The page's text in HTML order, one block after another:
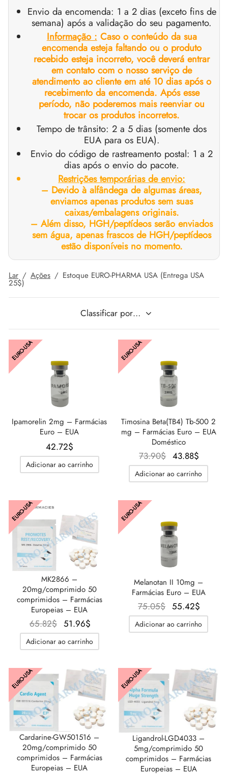
Envio da encomenda: 1 a 2 dias (exceto fins de
semana) após a validação do seu pagamento.
Informação : Caso o conteúdo da sua
encomenda esteja faltando ou o produto
recebido esteja incorreto, você deverá entrar
em contato com o nosso serviço de
atendimento ao cliente em até 10 dias após o
recebimento da encomenda. Após esse
período, não poderemos mais reenviar ou
trocar os produtos incorretos.
Tempo de trânsito: 2 a 5 dias (somente dos
EUA para os EUA).
Envio do código de rastreamento postal: 1 a 2
dias após o envio do pacote.
Restrições temporárias de envio:
– Devido à alfândega de algumas áreas,
enviamos apenas produtos sem suas
caixas/embalagens originais.
– Além disso, HGH/peptídeos serão enviados
sem água, apenas frascos de HGH/peptídeos
estão disponíveis no momento.
Lar / Ações / Estoque EURO-PHARMA USA (Entrega USA
25$)
EURO-USA
Ipamorelin 2mg – Farmácias
Euro – EUA
42.72$
Adicionar ao carrinho
EURO-USA
Timosina Beta(TB4) Tb-500 2
mg – Farmácias Euro – EUA
Doméstico
73.90$
O
preço
original
43.88$
preço
atual é:
Adicionar ao carrinho
EURO-USA
MK2866 –
20mg/comprimido 50
comprimidos – Farmácias
Europeias – EUA
65.82$
O
preço
original
65.82$.
51.96$
preço
atual é:
Adicionar ao carrinho
EURO-USA
Melanotan II 10mg –
Farmácias Euro – EUA
75.05$
O
preço
original
55.42$
atual
Adicionar ao carrinho
EURO-USA
Cardarine-GW501516 –
20mg/comprimido 50
comprimidos – Farmácias
Europeias – EUA
EURO-USA
Ligandrol-LGD4033 –
5mg/comprimido 50
comprimidos – Farmácias
Europeias – EUA
INT. 🌍
🇪🇺 🌍
EU 🇪🇺
PHARMA 🇪🇺
/ SOMATROP 🇪🇺
EU 🇪🇺
PHARMA 🇪🇺
PHARMA 🇪🇺🌍
/ GENETIC 🇪🇺
🇪🇺
/ PHARMACOM INT. 🌍
EUA 🇺🇸
EUA 🇺🇸
/ PHARMACOM INT. 🌍
SHREE/ POWERBOLIC – Ásia 🇺🇸 🌍
🇪🇺 🌍
SHREE/ POWERBOLIC – Ásia 🇺🇸 🌍
PHARMA 🇪🇺🌍
/ PHARMACOM INT. 🌍
Durabolin (Decanoato De Nandrolona)
Injetável (metandienona)
De Esteróides (injeção)
De Masteron (Drostanolona)
De Nandrolona (NPP)
Injetável (metenolona)
De Trestolona (MENT)
Injetável (estanozolol)
(Trembolona Hexa)
De Testosterona
Oral
De Testosterona
De Testosterona
De Testosterona
Oral (metandienona)
(Fluoximesterona)
(Metasterona)
De Esteróides (oral)
(Oral)
/ T6
Oral (acetato De Metenolona)
(Sibutramina)
De Estenbolona
(Estanozolol) Oral
T3 / T4
Gonadotrofina
(Tamoxifeno)
(Mesterolona)
Do Fígado
(Hormônios Do Crescimento Humano)
I
SexuaisDe HGH
(L-Carnitina)
(Ozempic)
Beta TB-500
(Mounjaro)
GnRH
(Ozempic)
(Mounjaro)
– Ostarina
– Ibutamoren
– Testolona
– Estenabólico
– Miostina
De Perda De Peso
De Ganho De Massa
Para Ganho De Massa Magra
Meu Pedido
Recebido
Da Embalagem
Meu Pagamento
Cartão De Crédito
Bancária
(USA)